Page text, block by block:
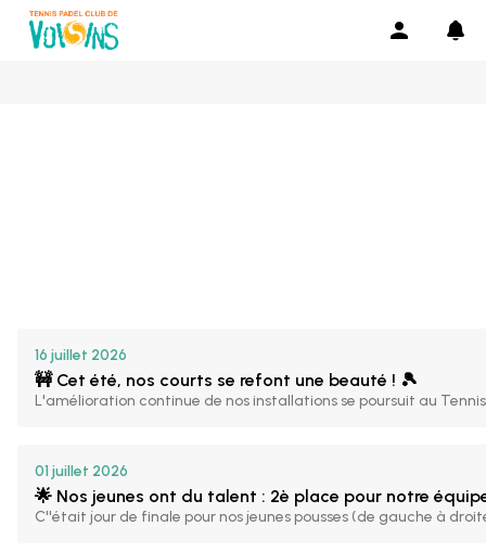
16 juillet 2026
🚧 Cet été, nos courts se refont une beauté ! 🎾
L'amélioration continue de nos installations se poursuit au Tennis
01 juillet 2026
🌟 Nos jeunes ont du talent : 2è place pour notre équipe
C''était jour de finale pour nos jeunes pousses (de gauche à